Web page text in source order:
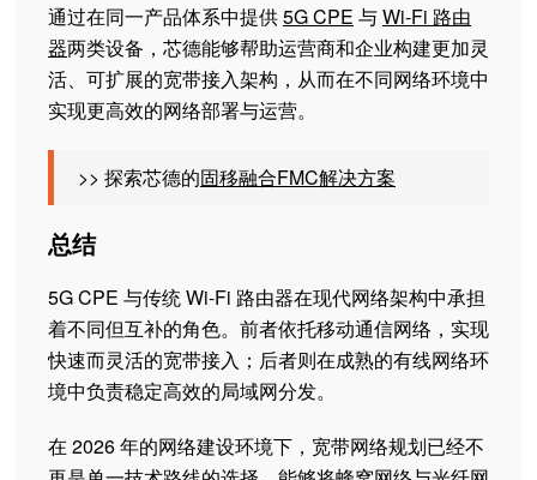
通过在同一产品体系中提供5G CPE 与Wi-Fi 路由
器两类设备，芯德能够帮助运营商和企业构建更加灵
活、可扩展的宽带接入架构，从而在不同网络环境中
实现更高效的网络部署与运营。
>> 探索芯德的固移融合FMC解决方案
总结
5G CPE 与传统 Wi-Fi 路由器在现代网络架构中承担
着不同但互补的角色。前者依托移动通信网络，实现
快速而灵活的宽带接入；后者则在成熟的有线网络环
境中负责稳定高效的局域网分发。
在 2026 年的网络建设环境下，宽带网络规划已经不